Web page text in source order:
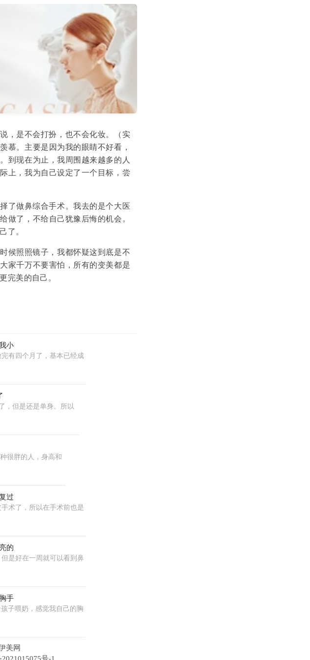
是不会打扮，也不会化妆。（实
慕。主要是因为我的眼睛不好看，
到现在为止，我周围越来越多的人
上，我为自己设定了一个目标，尝
做鼻综合手术。我去的是个大医
做了，不给自己犹豫后悔的机会。
了。
照照镜子，我都怀疑这到底是不
家千万不要害怕，所有的变美都是
完美的自己。
小
有四个月了，基本已经成
，但是还是单身。所以
很胖的人，身高和
过
术了，所以在手术前也是
的
是好在一周就可以看到鼻
手
子喂奶，感觉我自己的胸
美网